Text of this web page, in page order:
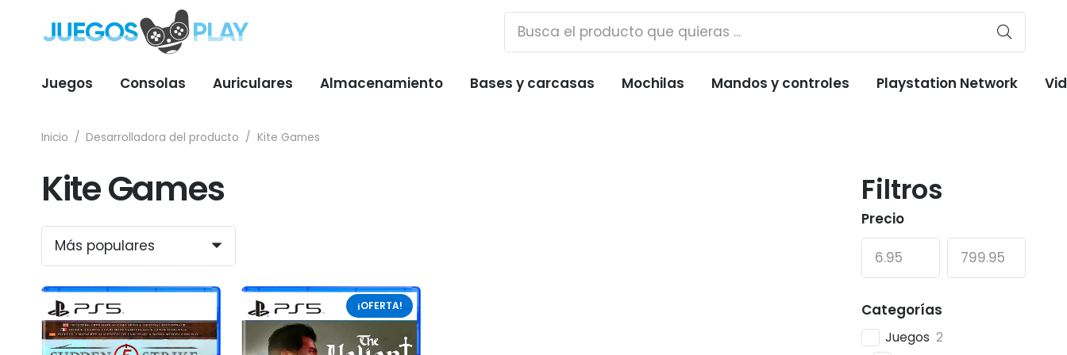
Juegos Consolas Auriculares Almacenamiento Bases y carcasas Mochilas Mandos y controles Playstation Network
Inicio / Desarrolladora del producto / Kite Games
Kite Games
¡OFERTA!
Filtros
Precio
Categorías
Juegos 2